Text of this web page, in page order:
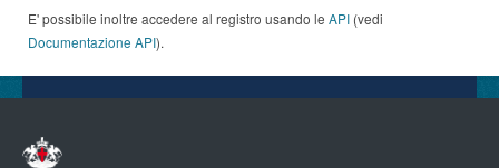
E' possibile inoltre accedere al registro usando le API (vedi
Documentazione API).